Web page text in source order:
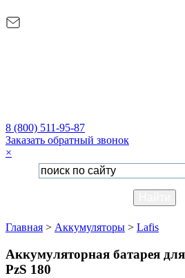
8 (800) 511-95-87
Заказать обратный звонок
×
Главная > Аккумуляторы > Lafis
Аккумуляторная батарея
PzS 180